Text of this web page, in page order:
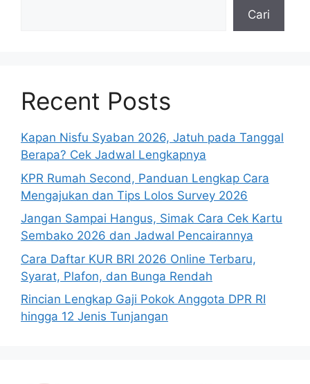
Cari
Recent Posts
Kapan Nisfu Syaban 2026, Jatuh pada Tanggal
Berapa? Cek Jadwal Lengkapnya
KPR Rumah Second, Panduan Lengkap Cara
Mengajukan dan Tips Lolos Survey 2026
Jangan Sampai Hangus, Simak Cara Cek Kartu
Sembako 2026 dan Jadwal Pencairannya
Cara Daftar KUR BRI 2026 Online Terbaru,
Syarat, Plafon, dan Bunga Rendah
Rincian Lengkap Gaji Pokok Anggota DPR RI
hingga 12 Jenis Tunjangan